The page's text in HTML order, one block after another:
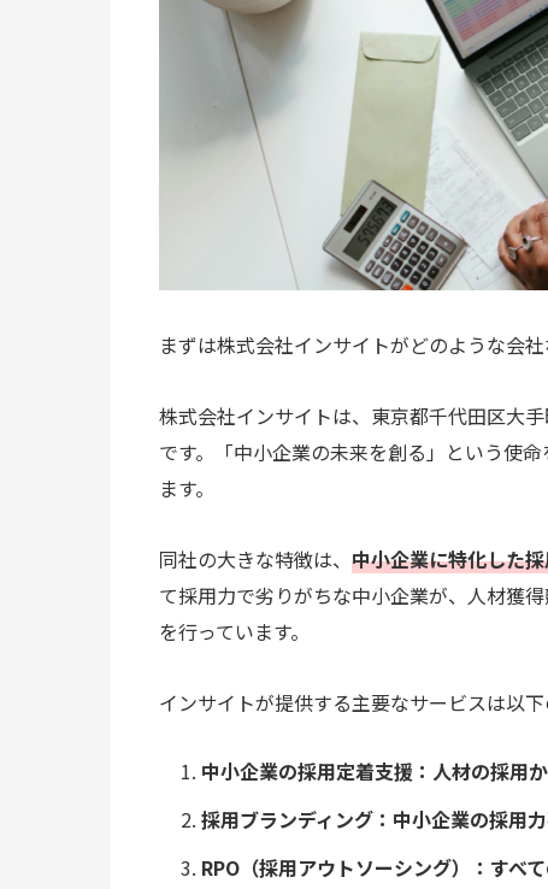
まずは株式会社インサイトがどのような会
株式会社インサイトは、東京都千代田区大
です。「中小企業の未来を創る」という使
ます。
同社の大きな特徴は、 中小企業に特化した
て採用力で劣りがちな中小企業が、人材獲
を行っています。
インサイトが提供する主要なサービスは以下
中小企業の採用定着支援：人材の採用
採用ブランディング：中小企業の採用
RPO（採用アウトソーシング）：すべ